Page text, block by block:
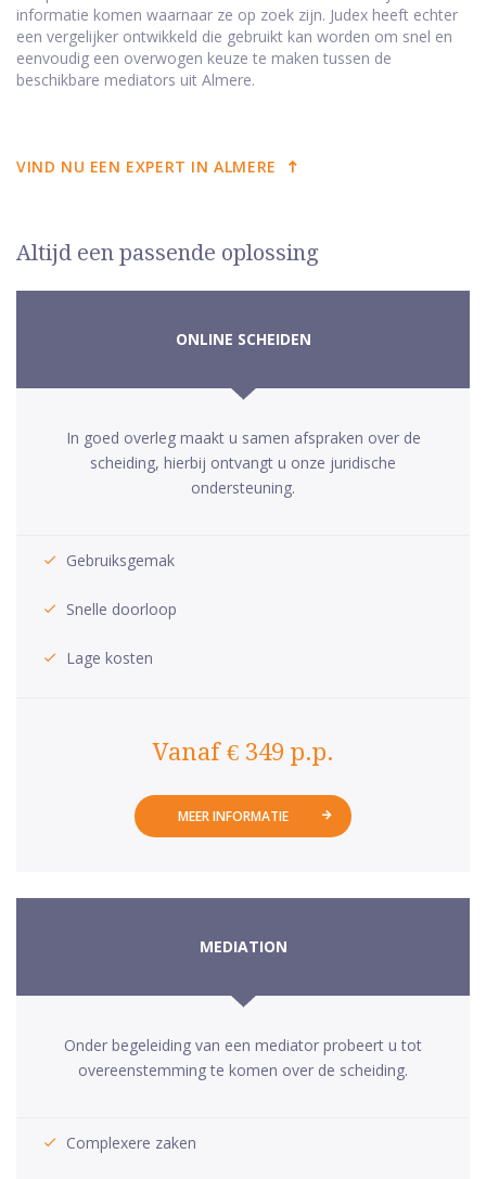
informatie komen waarnaar ze op zoek zijn. Judex heeft echter
een vergelijker ontwikkeld die gebruikt kan worden om snel en
eenvoudig een overwogen keuze te maken tussen de
beschikbare mediators uit Almere.
VIND NU EEN EXPERT IN ALMERE
Altijd een passende oplossing
ONLINE SCHEIDEN
In goed overleg maakt u samen afspraken over de
scheiding, hierbij ontvangt u onze juridische
ondersteuning.
Gebruiksgemak
Snelle doorloop
Lage kosten
Vanaf € 349 p.p.
MEER INFORMATIE
MEDIATION
Onder begeleiding van een mediator probeert u tot
overeenstemming te komen over de scheiding.
Complexere zaken